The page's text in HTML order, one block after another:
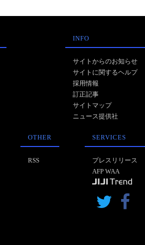
INFO
サイトからのお知らせ
サイトに関するヘルプ
採用情報
訂正記事
サイトマップ
ニュース提供社
OTHER
RSS
SERVICES
プレスリリース
AFP WAA